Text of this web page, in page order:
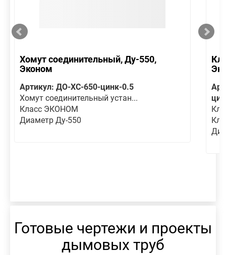
Хомут соединительный, Ду-550,
Эконом
Артикул: ДО-ХС-650-цинк-0.5
Хомут соединительный устан...
Класс ЭКОНОМ
Диаметр Ду-550
Готовые чертежи и проекты
дымовых труб